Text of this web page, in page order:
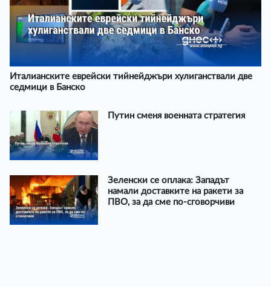
Италианските еврейски тийнейджъри хулиганствали две
седмици в Банско
Путин сменя военната стратегия
Зеленски се оплака: Западът
намали доставките на ракети за
ПВО, за да сме по-сговорчиви